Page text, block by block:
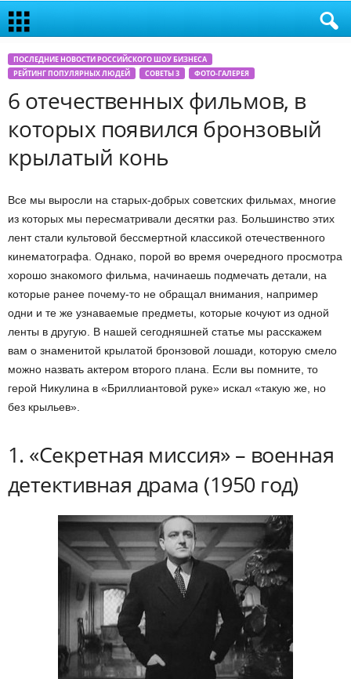
ПОСЛЕДНИЕ НОВОСТИ РОССИЙСКОГО ШОУ БИЗНЕСА
РЕЙТИНГ ПОПУЛЯРНЫХ ЛЮДЕЙ
СОВЕТЫ 3 ФОТО-ГАЛЕРЕЯ
6 отечественных фильмов, в
которых появился бронзовый
крылатый конь
Все мы выросли на старых-добрых советских фильмах, многие
из которых мы пересматривали десятки раз. Большинство этих
лент стали культовой бессмертной классикой отечественного
кинематографа. Однако, порой во время очередного просмотра
хорошо знакомого фильма, начинаешь подмечать детали, на
которые ранее почему-то не обращал внимания, например
одни и те же узнаваемые предметы, которые кочуют из одной
ленты в другую. В нашей сегодняшней статье мы расскажем
вам о знаменитой крылатой бронзовой лошади, которую смело
можно назвать актером второго плана. Если вы помните, то
герой Никулина в «Бриллиантовой руке» искал «такую же, но
без крыльев».
1. «Секретная миссия» – военная
детективная драма (1950 год)